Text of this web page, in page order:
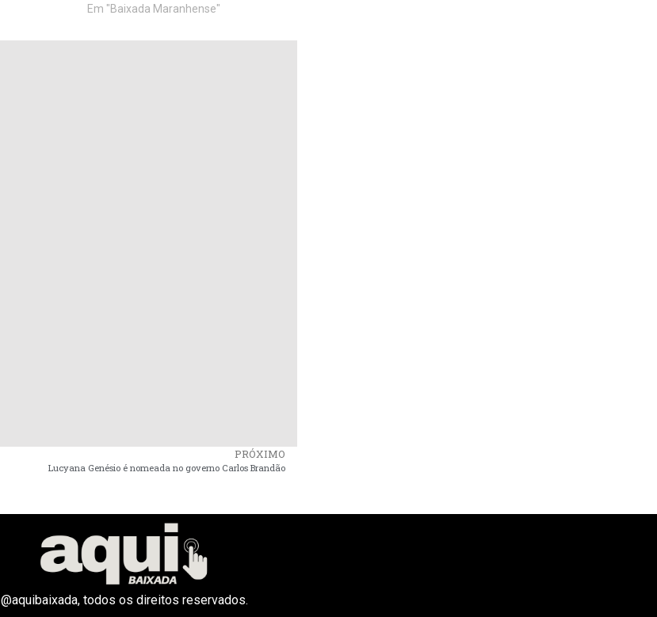
Em "Baixada Maranhense"
PRÓXIMO
Lucyana Genésio é nomeada no governo Carlos Brandão
@aquibaixada, todos os direitos reservados.